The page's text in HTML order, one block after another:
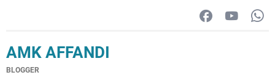
AMK AFFANDI
BLOGGER